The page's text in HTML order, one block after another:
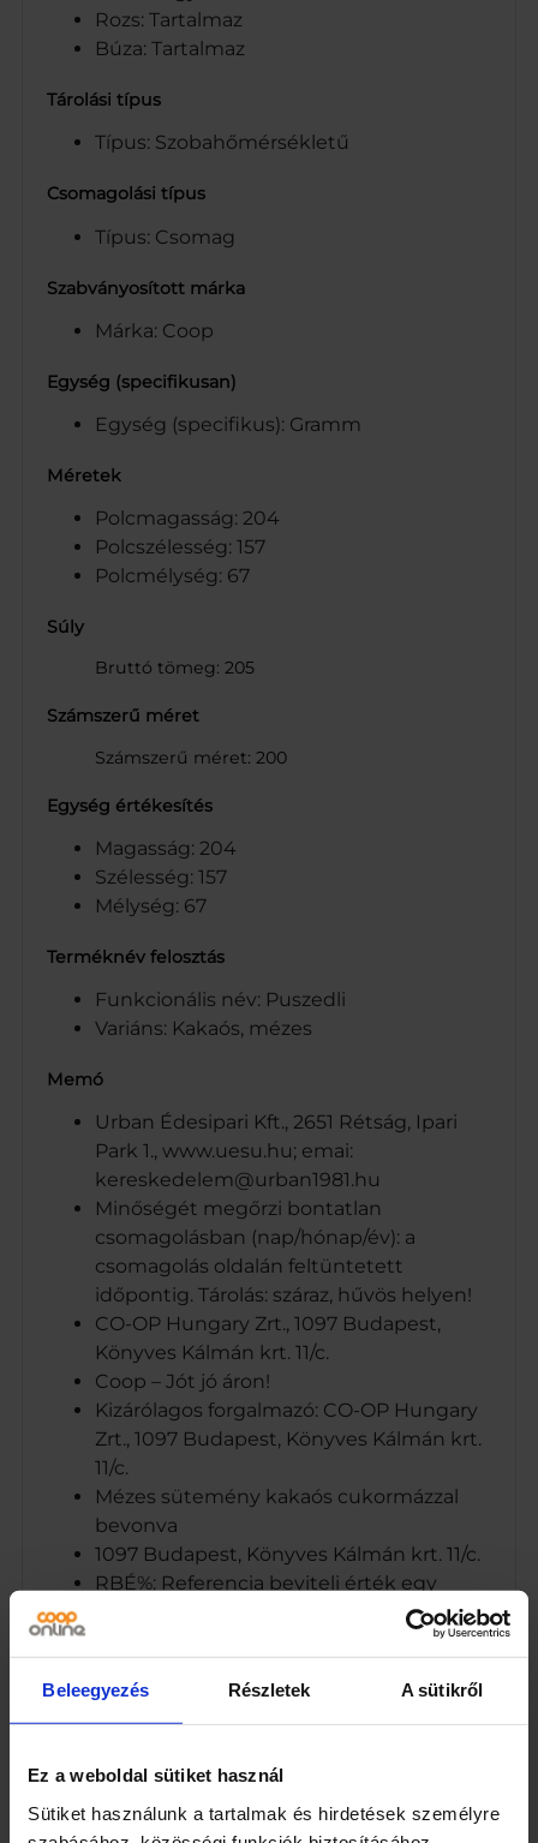
Beleegyezés Részletek A sütikről
Ez a weboldal sütiket használ
Sütiket használunk a tartalmak és hirdetések személyre
Rozs: Tartalmaz
Búza: Tartalmaz
Tárolási típus
Típus: Szobahőmérsékletű
Csomagolási típus
Típus: Csomag
Szabványosított márka
Márka: Coop
Egység (specifikusan)
Egység (specifikus): Gramm
Méretek
Polcmagasság: 204
Polcszélesség: 157
Polcmélység: 67
Súly
Bruttó tömeg: 205
Számszerű méret
Számszerű méret: 200
Egység értékesítés
Magasság: 204
Szélesség: 157
Mélység: 67
Terméknév felosztás
Funkcionális név: Puszedli
Variáns: Kakaós, mézes
Memó
Urban Édesipari Kft., 2651 Rétság, Ipari
Park 1., www.uesu.hu; emai:
kereskedelem@urban1981.hu
Minőségét megőrzi bontatlan
csomagolásban (nap/hónap/év): a
csomagolás oldalán feltüntetett
időpontig. Tárolás: száraz, hűvös helyen!
CO-OP Hungary Zrt., 1097 Budapest,
Könyves Kálmán krt. 11/c.
Coop – Jót jó áron!
Kizárólagos forgalmazó: CO-OP Hungary
Zrt., 1097 Budapest, Könyves Kálmán krt.
11/c.
Mézes sütemény kakaós cukormázzal
bevonva
1097 Budapest, Könyves Kálmán krt. 11/c.
RBÉ%: Referencia beviteli érték egy
átlagos felnőtt számára (8400 kJ/2000
Márka
Coop
Kiszerelés